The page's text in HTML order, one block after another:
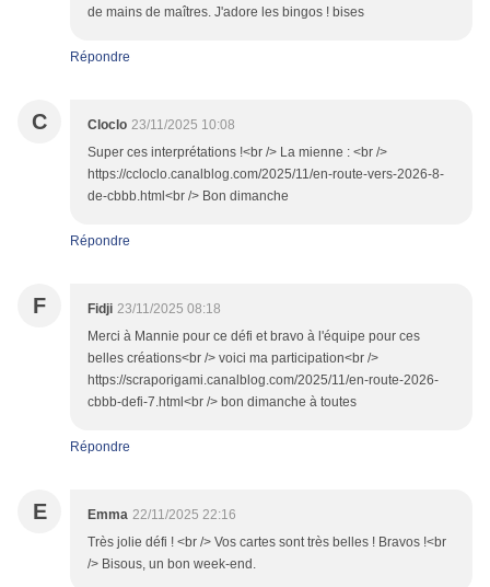
de mains de maîtres. J'adore les bingos ! bises
Répondre
C Cloclo 23/11/2025 10:08
Super ces interprétations !<br /> La mienne : <br />
https://ccloclo.canalblog.com/2025/11/en-route-vers-2026-8-
de-cbbb.html<br /> Bon dimanche
Répondre
F Fidji 23/11/2025 08:18
Merci à Mannie pour ce défi et bravo à l'équipe pour ces
belles créations<br /> voici ma participation<br />
https://scraporigami.canalblog.com/2025/11/en-route-2026-
cbbb-defi-7.html<br /> bon dimanche à toutes
Répondre
E Emma 22/11/2025 22:16
Très jolie défi ! <br /> Vos cartes sont très belles ! Bravos !<br
/> Bisous, un bon week-end.